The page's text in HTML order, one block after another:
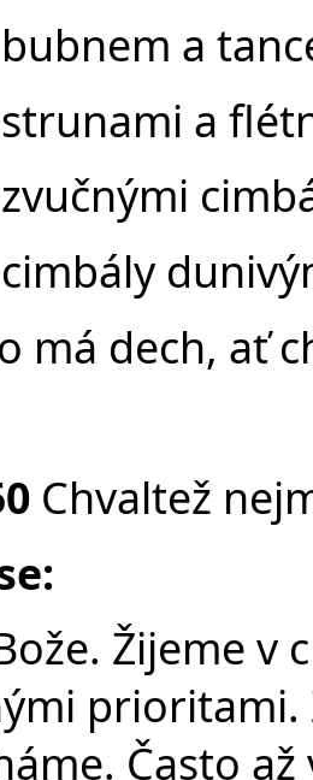
a
a
má dech, ať
Chvaltež
Žijeme v
prioritami.
Často